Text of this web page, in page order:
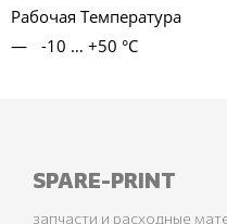
Рабочая Температура
-10 … +50 °C
SPARE-PRINT
запчасти и расходные